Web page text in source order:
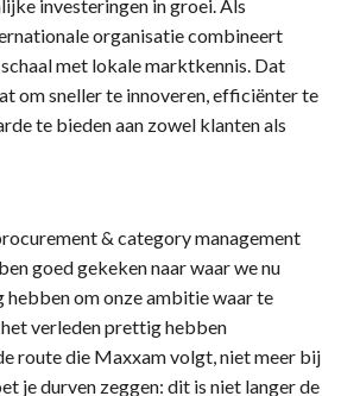
investeringen in groei. Als
organisatie combineert
met lokale marktkennis. Dat
om sneller te innoveren, efficiënter te
te bieden aan zowel klanten als
& category management
goed gekeken naar waar we nu
hebben om onze ambitie waar te
verleden prettig hebben
route die Maxxam volgt, niet meer bij
je durven zeggen: dit is niet langer de